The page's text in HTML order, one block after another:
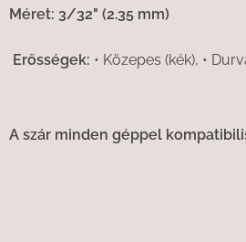
Méret: 3/32" (2.35 mm)
Erősségek: • Közepes (kék), •
A szár minden géppel